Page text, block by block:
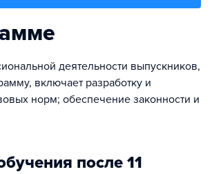
деятельности выпускников,
включает разработку и
норм; обеспечение законности и
после 11